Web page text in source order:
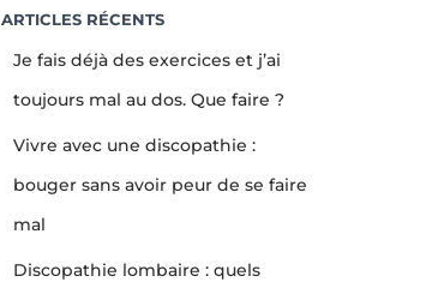
h
ARTICLES RÉCENTS
Je fais déjà des exercices et j’ai
toujours mal au dos. Que faire ?
Vivre avec une discopathie :
bouger sans avoir peur de se faire
mal
Discopathie lombaire : quels